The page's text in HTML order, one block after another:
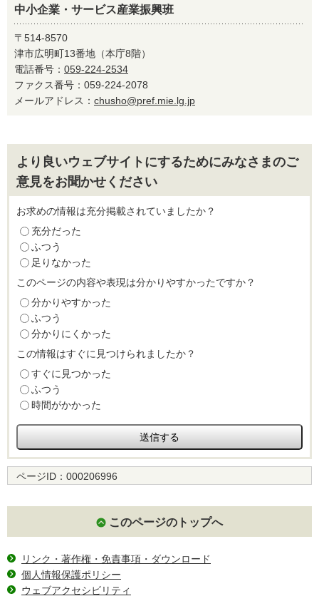
中小企業・サービス産業振興班
〒514-8570
津市広明町13番地（本庁8階）
電話番号： 059-224-2534
ファクス番号：059-224-2078
メールアドレス： chusho@pref.mie.lg.jp
より良いウェブサイトにするためにみなさまのご
意見をお聞かせください
お求めの情報は充分掲載されていましたか？
充分だった
ふつう
足りなかった
このページの内容や表現は分かりやすかったですか？
分かりやすかった
ふつう
分かりにくかった
この情報はすぐに見つけられましたか？
すぐに見つかった
ふつう
時間がかかった
ページID： 000206996
このページのトップへ
リンク・著作権・免責事項・ダウンロード
個人情報保護ポリシー
ウェブアクセシビリティ